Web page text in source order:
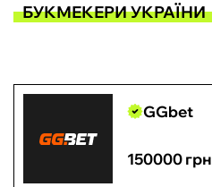
БУКМЕКЕРИ УКРАЇНИ
GGbet
150000 грн